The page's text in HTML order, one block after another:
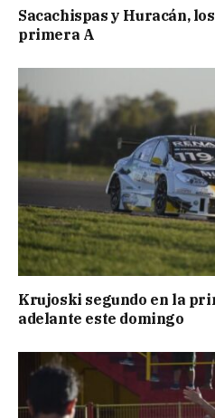
Sacachispas y Huracán,
primera A
Krujoski segundo en la
adelante este domingo